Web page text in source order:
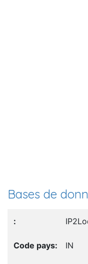
Bases de
IN